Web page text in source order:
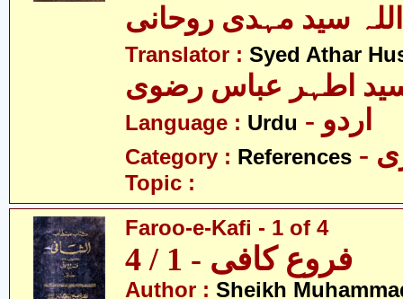
سید مہدی روحانی
Translator : Syed Athar
اطہر عباس رضوی
Language : Urdu - اردو
Category : References
Topic :
Faroo-e-Kafi - 1 of 4
فروع کافی - 1 / 4
Author : Sheikh